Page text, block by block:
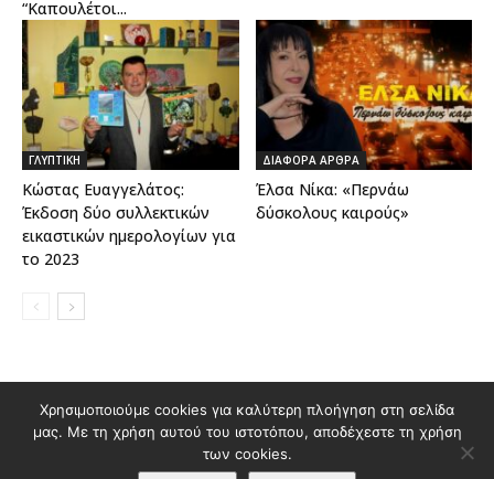
“Καπουλέτοι...
ΓΛΥΠΤΙΚΗ
Κώστας Ευαγγελάτος:
Έκδοση δύο συλλεκτικών
εικαστικών ημερολογίων για
το 2023
ΔΙΑΦΟΡΑ ΑΡΘΡΑ
Έλσα Νίκα: «Περνάω
δύσκολους καιρούς»
Διαφημιστείτε στο Polis Magazino
Όροι χρήσης & Πολιτική Προστασίας Προσωπικών Δεδομένων
Επικοινωνία
Χρησιμοποιούμε cookies για καλύτερη πλοήγηση στη σελίδα
μας. Με τη χρήση αυτού του ιστοτόπου, αποδέχεστε τη χρήση
των cookies.